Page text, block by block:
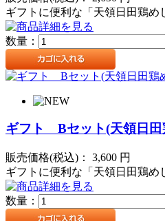
ギフトに便利な「天領日田鶏
数量：
ギフト Bセット(天領日
販売価格(税込)： 3,600 円
ギフトに便利な「天領日田鶏
数量：